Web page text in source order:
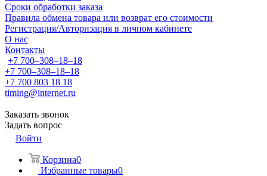
Сроки обработки заказа
Правила обмена товара или возврат его стоимости
Регистрация/Авторизация в личном кабинете
О нас
Контакты
+7 700‒308‒18‒18
+7 700‒308‒18‒18
+7 700 803 18 18
timing@internet.ru
Заказать звонок
Задать вопрос
Войти
Корзина0
Избранные товары0